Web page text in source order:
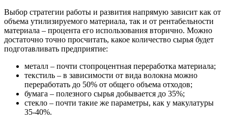
Выбор стратегии работы и развития напрямую зависит как от
объема утилизируемого материала, так и от рентабельности
материала – процента его использования вторично. Можно
достаточно точно просчитать, какое количество сырья будет
подготавливать предприятие:
металл – почти стопроцентная переработка материала;
текстиль – в зависимости от вида волокна можно
переработать до 50% от общего объема отходов;
бумага – полезного сырья добывается до 35%;
стекло – почти такие же параметры, как у макулатуры
35-40%.